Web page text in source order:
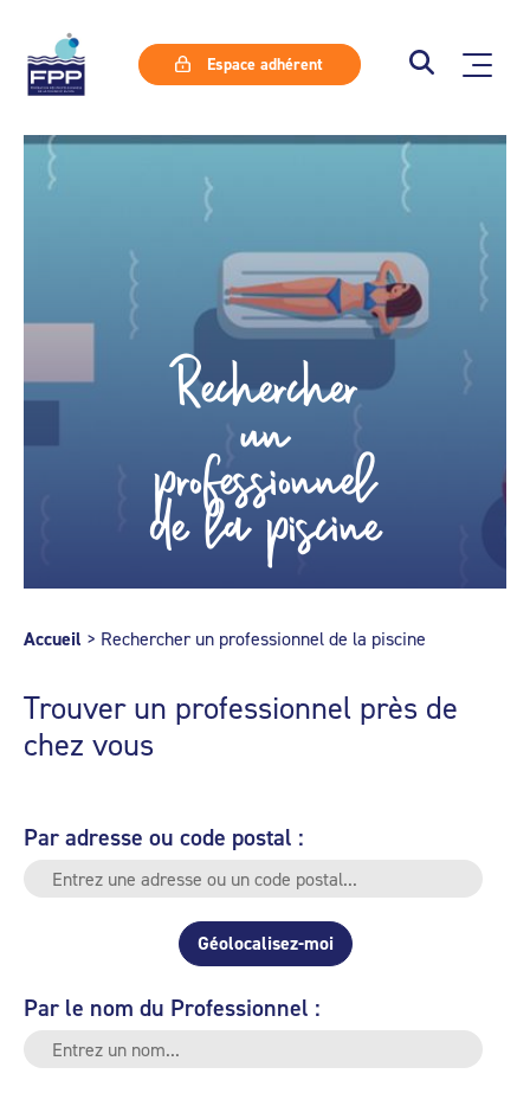
Espace adhérent
Rechercher
un
professionnel
de la piscine
Accueil > Rechercher un professionnel de la piscine
Trouver un professionnel près de
chez vous
Par adresse ou code postal :
Géolocalisez-moi
Par le nom du Professionnel :